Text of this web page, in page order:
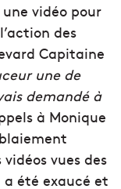
vidéo pour
des
Capitaine
une de
demandé à
à Monique
vues des
été exaucé et